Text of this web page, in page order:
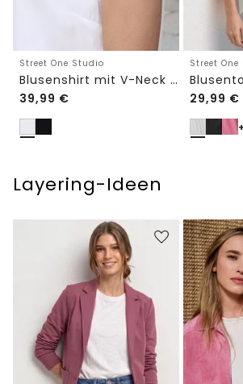
Street One Studio
Blusenshirt mit V-Neck und Spitze
39,99 €
Street One
29,99 €
Layering-Ideen